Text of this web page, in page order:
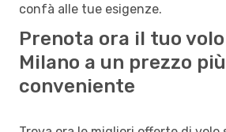
confà alle tue esigenze.
Prenota ora il tuo
Milano a un prezzo più
conveniente